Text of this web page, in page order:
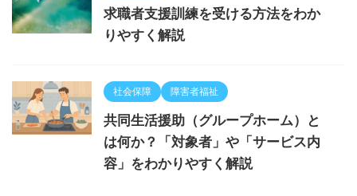
求職者支援訓練を受ける方法をわか
りやすく解説
社会保障 障害者福祉
共同生活援助（グループホーム）と
は何か？「対象者」や「サービス内
容」をわかりやすく解説